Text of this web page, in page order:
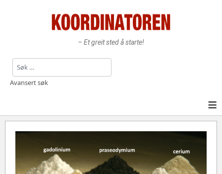
– Et greit sted å starte!
Søk
Avansert søk
≡